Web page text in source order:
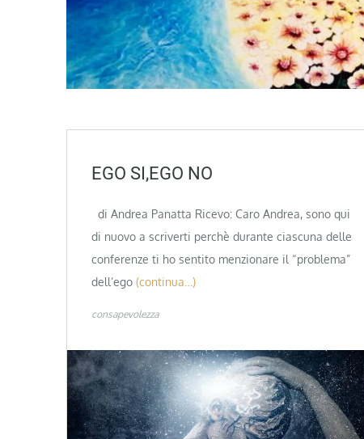
EGO SI,EGO NO
di Andrea Panatta Ricevo: Caro Andrea, sono qui
di nuovo a scriverti perchè durante ciascuna delle
conferenze ti ho sentito menzionare il “problema”
dell’ego (continua…)
consapevolezza